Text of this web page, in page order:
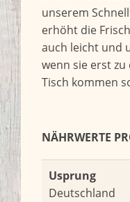
unserem
erhöht die
auch leicht und
wenn sie erst zu
Tisch kommen
NÄHRWERTE
Usprung
Deutschland